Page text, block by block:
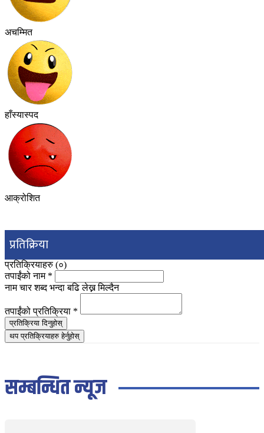
अचम्मित
हाँस्यास्पद
आक्रोशित
प्रतिक्रिया
प्रतिक्रियाहरु (०)
तपाईंको नाम *
नाम चार शब्द भन्दा बढि लेख्न मिल्दैन
तपाईंको प्रतिक्रिया *
प्रतिक्रिया दिनुहोस्
थप प्रतिक्रियाहरु हेर्नुहोस्
सम्बन्धित न्यूज